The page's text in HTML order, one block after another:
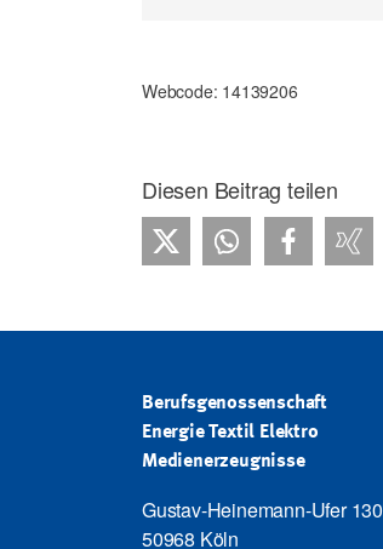
Webcode: 14139206
Diesen Beitrag teilen
Berufsgenossenschaft
Energie Textil Elektro
Medienerzeugnisse
Gustav-Heinemann-Ufer 130
50968 Köln